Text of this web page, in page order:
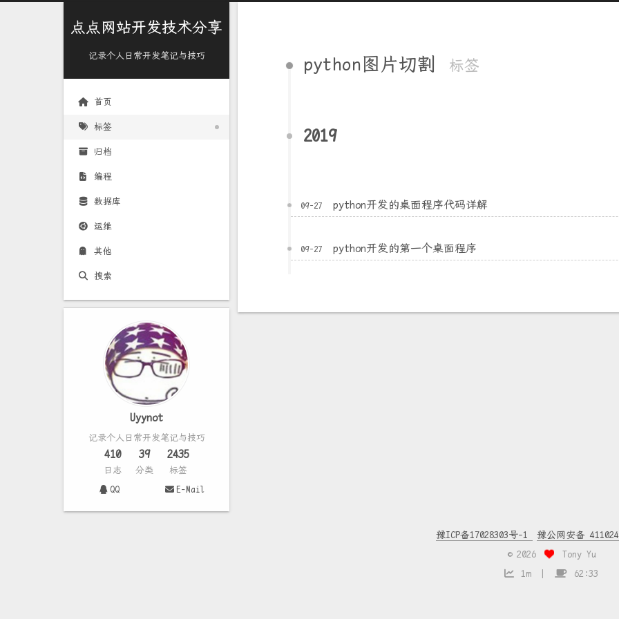
点点网站开发技术分享
记录个人日常开发笔记与技巧
首页
标签
归档
编程
数据库
运维
其他
搜索
Uyynot
记录个人日常开发笔记与技巧
410
日志
39
分类
2435
标签
QQ
E-Mail
python图片切割 标签
2019
09-27 python开发的桌面程序代码详解
09-27 python开发的第一个桌面程序
豫ICP备17028303号-1
豫公网安备
© 2026
Tony Yu
1m
62:33